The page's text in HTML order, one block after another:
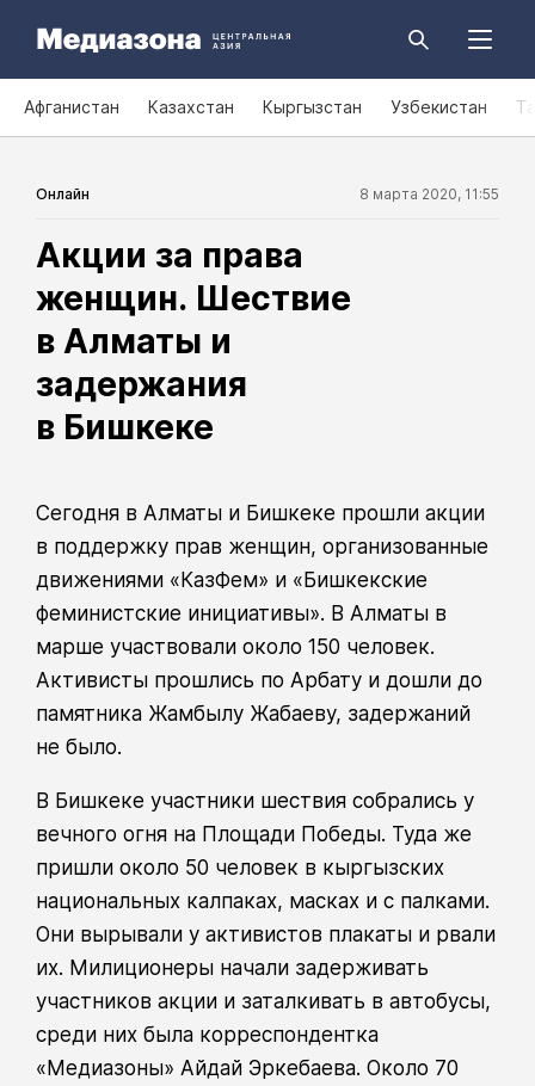
Афганистан Казахстан Кыргызстан Узбекистан
Онлайн 8 марта 2020, 11:55
Акции за права
женщин. Шествие
в Алматы и
задержания
в Бишкеке
Сегодня в Алматы и Бишкеке прошли акции
в поддержку прав женщин, организованные
движениями «КазФем» и «Бишкекские
феминистские инициативы». В Алматы в
марше участвовали около 150 человек.
Активисты прошлись по Арбату и дошли до
памятника Жамбылу Жабаеву, задержаний
не было.
В Бишкеке участники шествия собрались у
вечного огня на Площади Победы. Туда же
пришли около 50 человек в кыргызских
национальных калпаках, масках и с палками.
Они вырывали у активистов плакаты и рвали
их. Милиционеры начали задерживать
участников акции и заталкивать в автобусы,
среди них была корреспондентка
«Медиазоны» Айдай Эркебаева. Около 70